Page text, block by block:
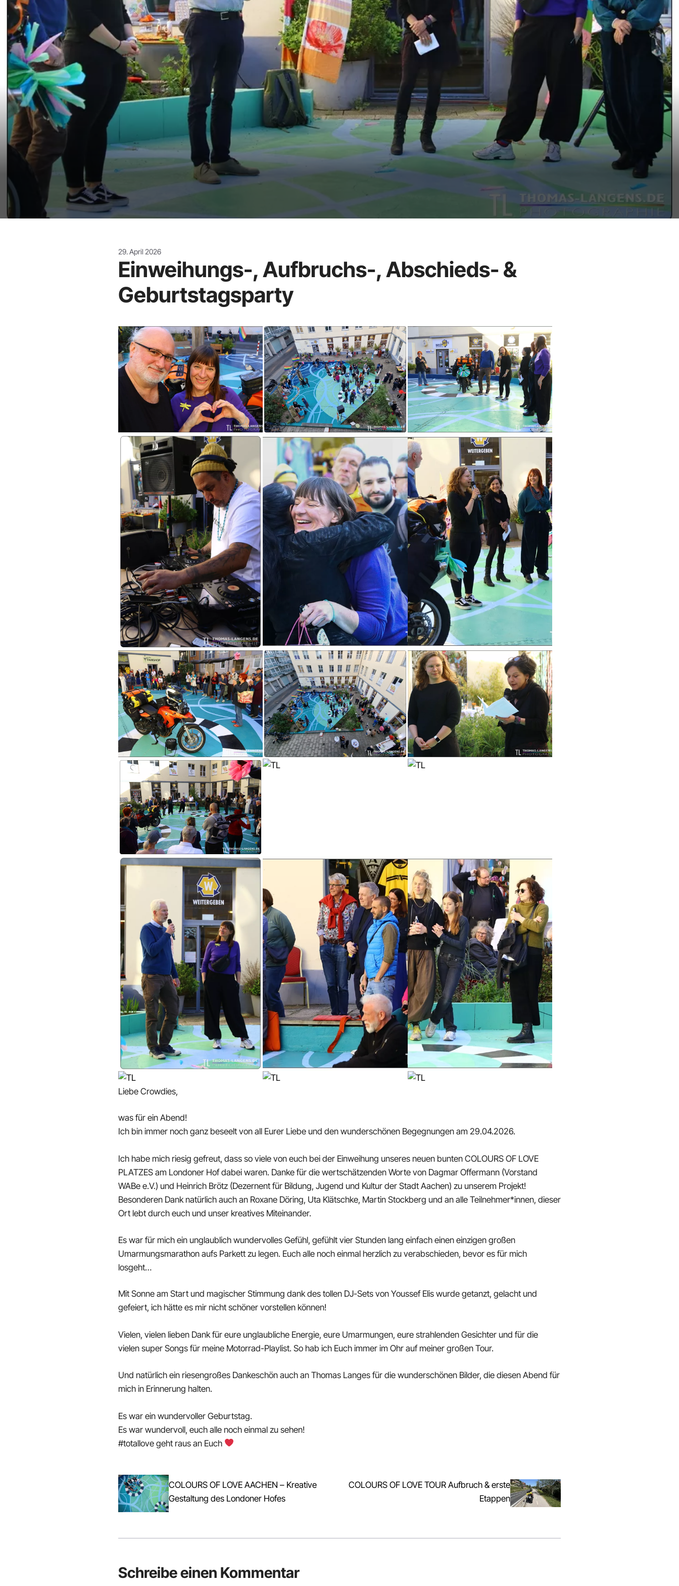
Einweihungs-, Aufbruchs-, Abschieds- &
Geburtstagsparty
29. April 2026
Liebe Crowdies,
was für ein Abend!
Ich bin immer noch ganz beseelt von all Eurer Liebe und den wunderschönen Begegnungen am 29.04.2026.
Ich habe mich riesig gefreut, dass so viele von euch bei der Einweihung unseres neuen bunten COLOURS OF LOVE
PLATZES am Londoner Hof dabei waren. Danke für die wertschätzenden Worte von Dagmar Offermann (Vorstand
WABe e.V.) und Heinrich Brötz (Dezernent für Bildung, Jugend und Kultur der Stadt Aachen) zu unserem Projekt!
Besonderen Dank natürlich auch an Roxane Döring, Uta Klätschke, Martin Stockberg und an alle Teilnehmer*innen, dieser
Ort lebt durch euch und unser kreatives Miteinander.
Es war für mich ein unglaublich wundervolles Gefühl, gefühlt vier Stunden lang einfach einen einzigen großen
Umarmungsmarathon aufs Parkett zu legen. Euch alle noch einmal herzlich zu verabschieden, bevor es für mich
losgeht…
Mit Sonne am Start und magischer Stimmung dank des tollen DJ-Sets von Youssef Elis wurde getanzt, gelacht und
gefeiert, ich hätte es mir nicht schöner vorstellen können!
Vielen, vielen lieben Dank für eure unglaubliche Energie, eure Umarmungen, eure strahlenden Gesichter und für die
vielen super Songs für meine Motorrad-Playlist. So hab ich Euch immer im Ohr auf meiner großen Tour.
Und natürlich ein riesengroßes Dankeschön auch an Thomas Langes für die wunderschönen Bilder, die diesen Abend für
mich in Erinnerung halten.
Es war ein wundervoller Geburtstag.
Es war wundervoll, euch alle noch einmal zu sehen!
#totallove geht raus an Euch
COLOURS OF LOVE AACHEN – Kreative
Gestaltung des Londoner Hofes
COLOURS OF LOVE TOUR Aufbruch & erste
Etappen
Schreibe einen Kommentar